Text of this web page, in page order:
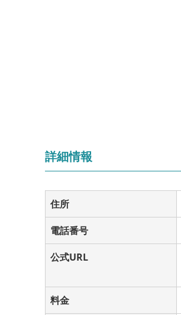
詳細情報
住所
電話番号
公式URL
料金